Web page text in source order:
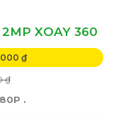
XOAY 360
₫
₫
.